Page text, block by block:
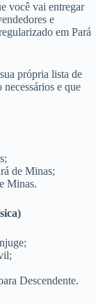
você vai entregar
e
em Pará
própria lista de
e que
de Minas;
Minas.
Descendente.